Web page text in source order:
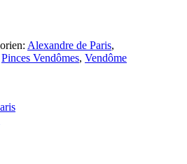
Alexandre de Paris,
Pinces Vendômes, Vendôme